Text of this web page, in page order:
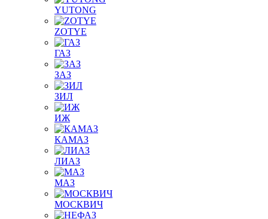
YUTONG
ZOTYE
ГАЗ
ЗАЗ
ЗИЛ
ИЖ
КАМАЗ
ЛИАЗ
МАЗ
МОСКВИЧ